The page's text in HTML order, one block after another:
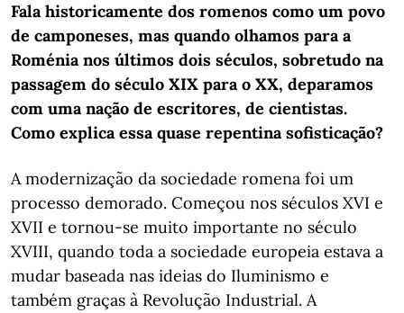
Fala historicamente dos romenos como um povo
de camponeses, mas quando olhamos para a
Roménia nos últimos dois séculos, sobretudo na
passagem do século XIX para o XX, deparamos
com uma nação de escritores, de cientistas.
Como explica essa quase repentina sofisticação?
A modernização da sociedade romena foi um
processo demorado. Começou nos séculos XVI e
XVII e tornou-se muito importante no século
XVIII, quando toda a sociedade europeia estava a
mudar baseada nas ideias do Iluminismo e
também graças à Revolução Industrial. A